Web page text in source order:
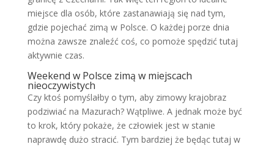
miejsce dla osób, które zastanawiają się nad tym,
gdzie pojechać zimą w Polsce. O każdej porze dnia
można zawsze znaleźć coś, co pomoże spędzić tutaj
aktywnie czas.
Weekend w Polsce zimą w miejscach
nieoczywistych
Czy ktoś pomyślałby o tym, aby zimowy krajobraz
podziwiać na Mazurach? Wątpliwe. A jednak może być
to krok, który pokaże, że człowiek jest w stanie
naprawdę dużo stracić. Tym bardziej że będąc tutaj w